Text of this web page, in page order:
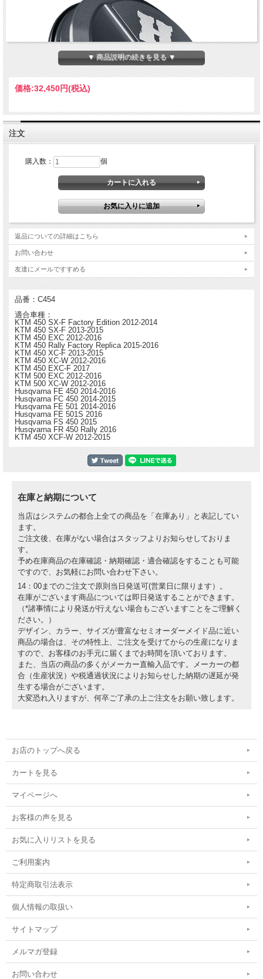
Hinson ヒンソン ビレットプルーフ クラッチカバー
ームに選ばれており、レースにおける実績に裏づけられるようにその実力が証明さ
れている
・ブーツによる小傷を防止するためにハードコーティング加工を施し、耐久性を実
現
・放熱性の向上
・ノーマルよりも強度が高い
・航空宇宙技術でも使用される強度の優れたT6アルミ材から削り出し
※写真はイメージであり実物と異なる場合があります。
▼ 商品説明の続きを見る ▼
価格:32,450円(税込)
注文
購入数： 個
返品についての詳細はこちら
お問い合わせ
友達にメールですすめる
品番：C454
適合車種：
KTM 450 SX-F Factory Edition 2012-2014
KTM 450 SX-F 2013-2015
KTM 450 EXC 2012-2016
KTM 450 Rally Factory Replica 2015-2016
KTM 450 XC-F 2013-2015
KTM 450 XC-W 2012-2016
KTM 450 EXC-F 2017
KTM 500 EXC 2012-2016
KTM 500 XC-W 2012-2016
Husqvarna FE 450 2014-2016
Husqvarna FC 450 2014-2015
Husqvarna FE 501 2014-2016
Husqvarna FE 501S 2016
Husqvarna FS 450 2015
Husqvarna FR 450 Rally 2016
KTM 450 XCF-W 2012-2015
在庫と納期について
当店はシステムの都合上全ての商品を「在庫あり」と表記してい
ます。
ご注文後、在庫がない場合はスタッフよりお知らせしておりま
す。
予め在庫商品の在庫確認・納期確認・適合確認をすることも可能
ですので、お気軽にお問い合わせ下さい。
14：00までのご注文で原則当日発送可(営業日に限ります）。
在庫がございます商品については即日発送することができます。
（*諸事情により発送が行えない場合もございますことをご理解く
ださい。）
デザイン、カラー、サイズが豊富なセミオーダーメイド品に近い
商品の場合は、その特性上、ご注文を受けてからの生産になりま
すので、お客様のお手元に届くまでお時間を頂いております。
また、当店の商品の多くがメーカー直輸入品です。メーカーの都
合（生産状況）や税通過状況によりお知らせした納期の遅延が発
生する場合がございます。
大変恐れ入りますが、何卒ご了承の上ご注文をお願い致します。
お店のトップへ戻る
カートを見る
マイページへ
お客様の声を見る
お気に入りリストを見る
ご利用案内
特定商取引法表示
個人情報の取扱い
サイトマップ
メルマガ登録
お問い合わせ